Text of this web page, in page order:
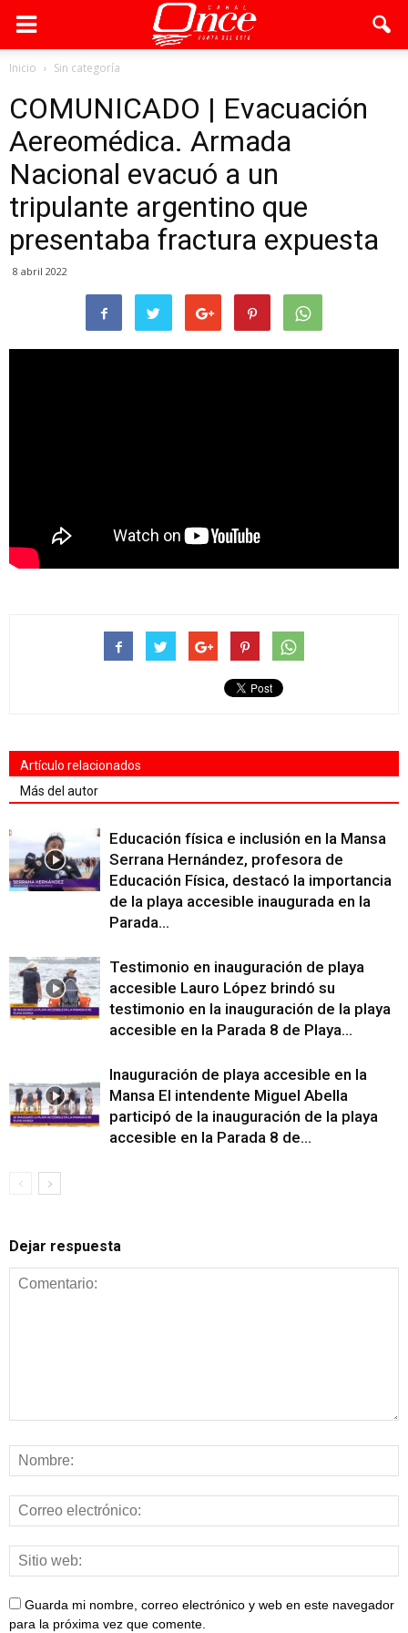
Inicio Sin categoría
COMUNICADO | Evacuación
Aereomédica. Armada
Nacional evacuó a un
tripulante argentino que
presentaba fractura expuesta
8 abril 2022
Artículo relacionados
Más del autor
Educación física e inclusión en la Mansa
Serrana Hernández, profesora de
Educación Física, destacó la importancia
de la playa accesible inaugurada en la
Parada...
Testimonio en inauguración de playa
accesible Lauro López brindó su
testimonio en la inauguración de la playa
accesible en la Parada 8 de Playa...
Inauguración de playa accesible en la
Mansa El intendente Miguel Abella
participó de la inauguración de la playa
accesible en la Parada 8 de...
Dejar respuesta
Guarda mi nombre, correo electrónico y web en este navegador
para la próxima vez que comente.